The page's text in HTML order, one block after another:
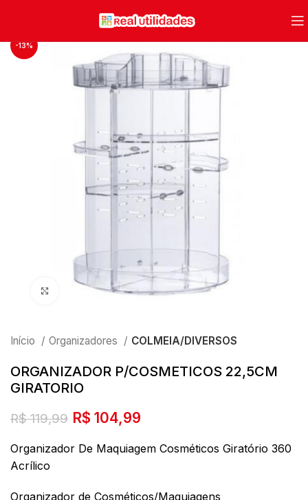
-13%
Clique para ampliar
Início Organizadores COLMEIA/DIVERSOS
ORGANIZADOR P/COSMETICOS 22,5CM
GIRATORIO
R$119,99 O
original
R$ 104,99
atual
Organizador De Maquiagem Cosméticos Giratório 360
Acrílico
Organizador de Cosméticos/Maquiagens